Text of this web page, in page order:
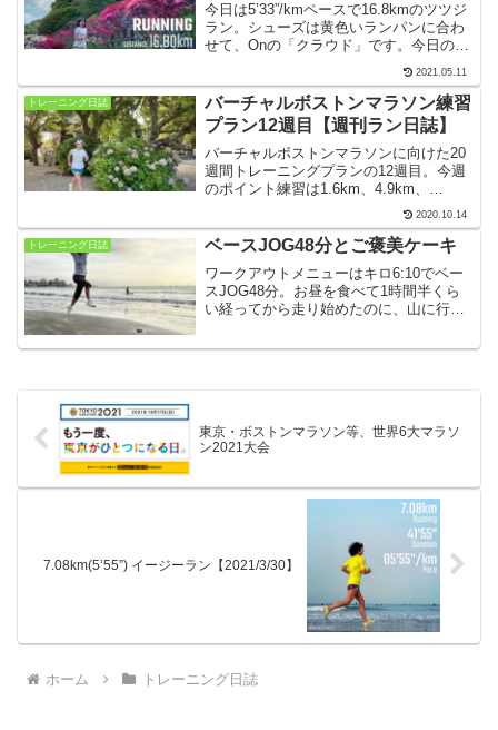
今日は5’33”/kmペースで16.8kmのツツジ
ラン。シューズは黄色いランパンに合わ
せて、Onの「クラウド」です。今日のコ
ースは材木座海岸から逗子を経由して葉
山御用邸前で左折し、ツツジ咲き乱れる
花の木公園を目的地とした17kmコースで
す。
2021.05.11
トレーニング日誌
バーチャルボストンマラソン練習
プラン12週目【週刊ラン日誌】
バーチャルボストンマラソンに向けた20
週間トレーニングプランの12週目。今週
のポイント練習は1.6km、4.9km、
5’10”で3分のインターバル3日。あとはつ
なぎジョグ2日、クロストレーニングとオ
フ各1日。Garminがまた故障しました。
2020.10.14
トレーニング日誌 ベースJOG48分とご褒美ケーキ
ワークアウトメニューはキロ6:10でベー
スJOG48分。お昼を食べて1時間半くら
い経ってから走り始めたのに、山に行こ
東京・ボストンマラソン等、世界6大マラソ
ン2021大会
7.08km(5’55”) イージーラン【2021/3/30】
ホーム トレーニング日誌